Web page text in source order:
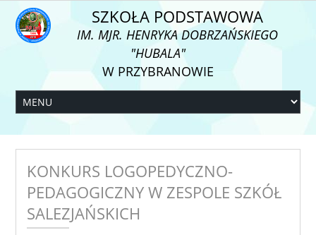
SZKOŁA PODSTAWOWA
IM. MJR. HENRYKA DOBRZAŃSKIEGO
"HUBALA"
W PRZYBRANOWIE
KONKURS LOGOPEDYCZNO-
PEDAGOGICZNY W ZESPOLE SZKÓŁ
SALEZJAŃSKICH